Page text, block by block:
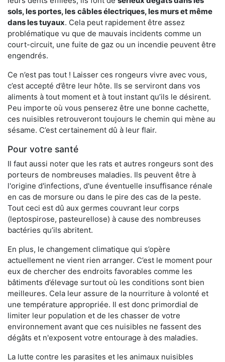
sols, les portes, les câbles électriques, les murs et même
dans les tuyaux. Cela peut rapidement être assez
problématique vu que de mauvais incidents comme un
court-circuit, une fuite de gaz ou un incendie peuvent être
engendrés.
Ce n’est pas tout ! Laisser ces rongeurs vivre avec vous,
c’est accepté d’être leur hôte. Ils se serviront dans vos
aliments à tout moment et à tout instant qu’ils le désirent.
Peu importe où vous penserez être une bonne cachette,
ces nuisibles retrouveront toujours le chemin qui mène au
sésame. C’est certainement dû à leur flair.
Pour votre santé
Il faut aussi noter que les rats et autres rongeurs sont des
porteurs de nombreuses maladies. Ils peuvent être à
l'origine d'infections, d'une éventuelle insuffisance rénale
en cas de morsure ou dans le pire des cas de la peste.
Tout ceci est dû aux germes couvrant leur corps
(leptospirose, pasteurellose) à cause des nombreuses
bactéries qu’ils abritent.
En plus, le changement climatique qui s’opère
actuellement ne vient rien arranger. C’est le moment pour
eux de chercher des endroits favorables comme les
bâtiments d’élevage surtout où les conditions sont bien
meilleures. Cela leur assure de la nourriture à volonté et
une température appropriée. Il est donc primordial de
limiter leur population et de les chasser de votre
environnement avant que ces nuisibles ne fassent des
dégâts et n'exposent votre entourage à des maladies.
La lutte contre les parasites et les animaux nuisibles